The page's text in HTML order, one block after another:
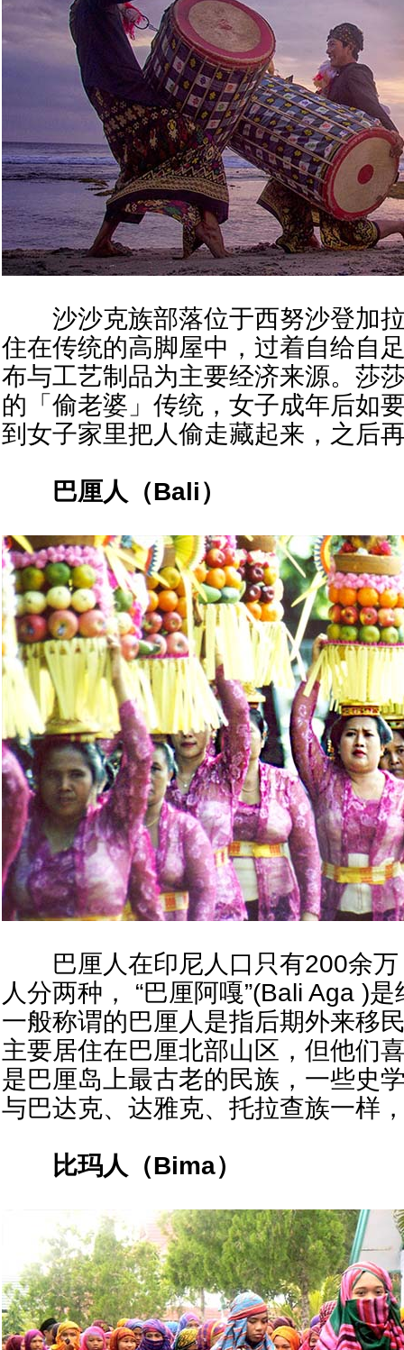
沙沙克族部落位于西努沙登加拉
住在传统的高脚屋中，过着自给自
布与工艺制品为主要经济来源。莎
的「偷老婆」传统，女子成年后如
到女子家里把人偷走藏起来，之后
巴厘人（Bali）
巴厘人在印尼人口只有200余万
人分两种， “巴厘阿嘎”(Bali Aga )
一般称谓的巴厘人是指后期外来移
主要居住在巴厘北部山区，但他们
是巴厘岛上最古老的民族，一些史
与巴达克、达雅克、托拉查族一样
比玛人（Bima）